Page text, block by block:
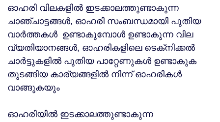
ഓഹരി വിലകളില്‍ ഇടക്കാലത്തുണ്ടാകുന്ന
ചാഞ്ചാട്ടങ്ങള്‍, ഓഹരി സംബന്ധമായി പുതിയ
വാര്‍ത്തകള്‍ ഉണ്ടാകുമ്പോള്‍ ഉണ്ടാകുന്ന വില
വ്യതിയാനങ്ങള്‍, ഓഹരികളിലെ ടെക്‌നിക്കല്‍
ചാര്‍ട്ടുകളില്‍ പുതിയ പാറ്റേണുകള്‍ ഉണ്ടാകുക
തുടങ്ങിയ കാര്യങ്ങളില്‍ നിന്ന് ഓഹരികള്‍
വാങ്ങുകയും
ഓഹരിയില്‍ ഇടക്കാലത്തുണ്ടാകുന്ന